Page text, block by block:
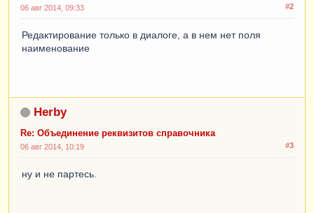
#2
06 авг 2014, 09:33
Редактирование только в диалоге, а в нем нет поля
наименование
Herby
Re: Объединение реквизитов справочника
#3
06 авг 2014, 10:19
ну и не партесь.